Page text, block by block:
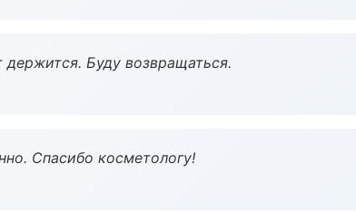
Буду возвращаться.
Спасибо косметологу!